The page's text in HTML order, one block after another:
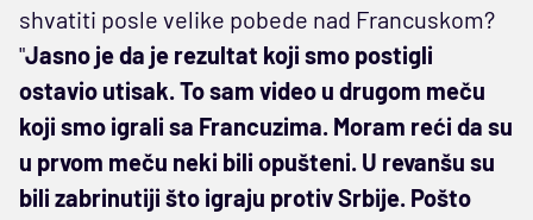
shvatiti posle velike pobede nad Francuskom?
"Jasno je da je rezultat koji smo postigli
ostavio utisak. To sam video u drugom meču
koji smo igrali sa Francuzima. Moram reći da su
u prvom meču neki bili opušteni. U revanšu su
bili zabrinutiji što igraju protiv Srbije. Pošto